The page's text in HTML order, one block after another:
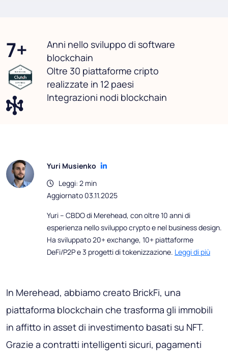
7+
Anni nello sviluppo di software
blockchain
Oltre 30 piattaforme cripto
realizzate in 12 paesi
Integrazioni nodi blockchain
Yuri Musienko
Leggi: 2 min
Aggiornato 03.11.2025
Yuri – CBDO di Merehead, con oltre 10 anni di
esperienza nello sviluppo crypto e nel business design.
Ha sviluppato 20+ exchange, 10+ piattaforme
DeFi/P2P e 3 progetti di tokenizzazione. Leggi di più
In Merehead, abbiamo creato BrickFi, una
piattaforma blockchain che trasforma gli immobili
in affitto in asset di investimento basati su NFT.
Grazie a contratti intelligenti sicuri, pagamenti